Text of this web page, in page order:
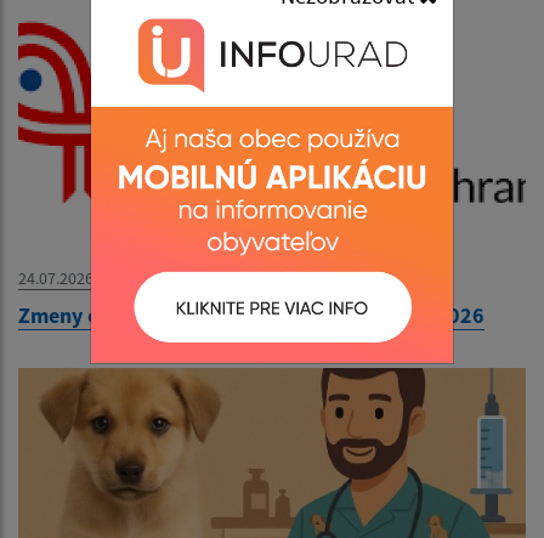
24.07.2026
Zmeny cestovných poriadkov od 1. augusta 2026